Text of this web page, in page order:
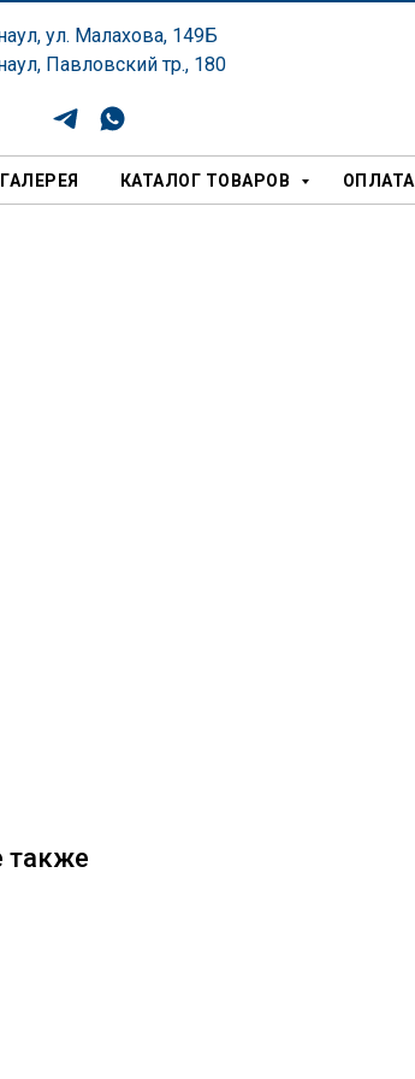
ул. Малахова, 149Б
Павловский тр., 180
ГАЛЕРЕЯ КАТАЛОГ ТОВАРОВ ОПЛАТА
также